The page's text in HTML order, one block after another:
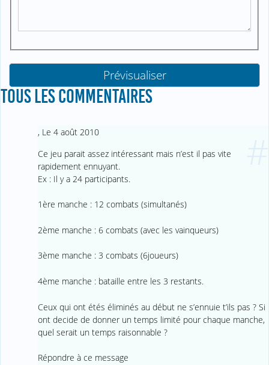
TOUS LES COMMENTAIRES
, Le 4 août 2010
Ce jeu parait assez intéressant mais n’est il pas vite
rapidement ennuyant.
Ex : Il y a 24 participants.
1ère manche : 12 combats (simultanés)
2ème manche : 6 combats (avec les vainqueurs)
3ème manche : 3 combats (6joueurs)
4ème manche : bataille entre les 3 restants.
Ceux qui ont étés éliminés au début ne s’ennuie t’ils pas ? Si
ont decide de donner un temps limité pour chaque manche,
quel serait un temps raisonnable ?
Répondre à ce message